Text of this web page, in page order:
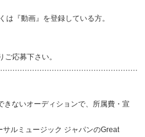
は『動画』を登録している方。
応募下さい。
きないオーディションで、所属費・宣
ルミュージック ジャパンのGreat